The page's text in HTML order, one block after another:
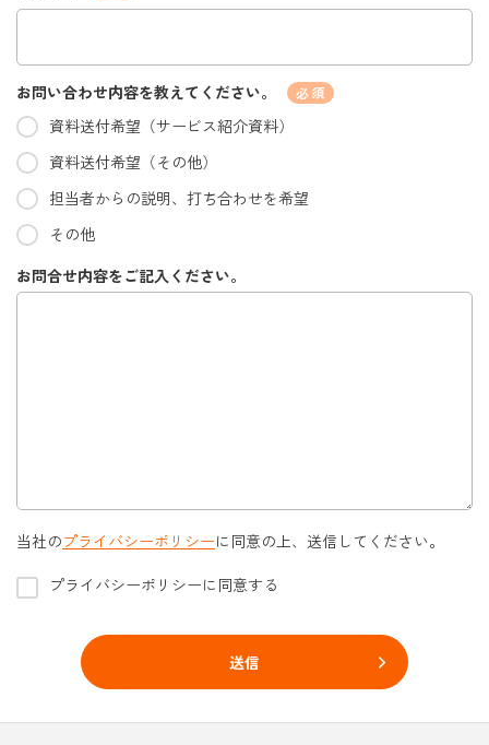
お問い合わせ内容を教えてください。
資料送付希望（サービス紹介資料）
資料送付希望（その他）
担当者からの説明、打ち合わせを希望
その他
お問合せ内容をご記入ください。
当社のプライバシーポリシーに同意の上、送信してください。
プライバシーポリシーに同意する